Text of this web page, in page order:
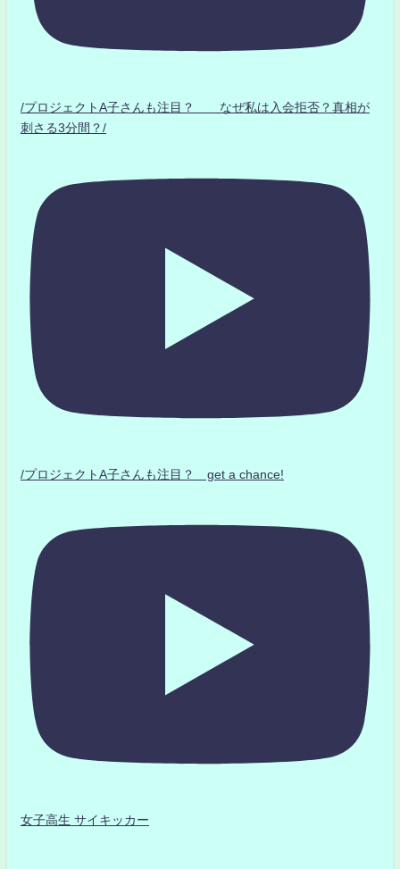
/プロジェクトA子さんも注目？ なぜ私は入会拒否？真相が
刺さる3分間？/
/プロジェクトA子さんも注目？ get a chance!
女子高生 サイキッカー